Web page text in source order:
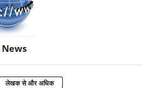
News
लेखक से और अधिक